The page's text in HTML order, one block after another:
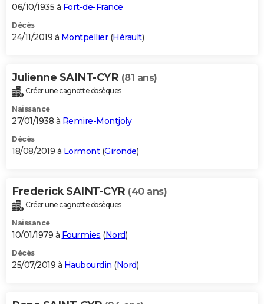
06/10/1935 à Fort-de-France
Décès
24/11/2019 à Montpellier(Hérault)
Julienne SAINT-CYR (81 ans)
Créer une cagnotte obsèques
Naissance
27/01/1938 à Remire-Montjoly
Décès
18/08/2019 à Lormont(Gironde)
Frederick SAINT-CYR (40 ans)
Créer une cagnotte obsèques
Naissance
10/01/1979 à Fourmies (Nord)
Décès
25/07/2019 à Haubourdin (Nord)